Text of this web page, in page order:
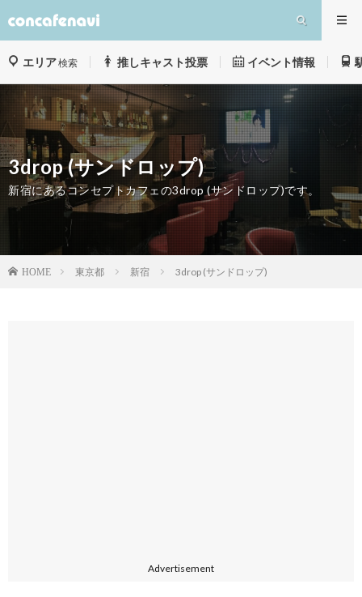
エリア検索 推しキャスト投票 イベント情報
3drop (サンドロップ)
新宿にあるコンセプトカフェの3drop (サンドロップ)です。
HOME 東京都 新宿 3drop (サンドロップ)
Advertisement